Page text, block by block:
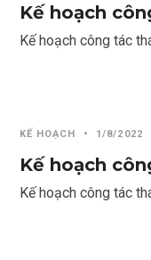
Kế hoạch
Kế hoạch công tác
KẾ HOẠCH • 1/8/2022
Kế hoạch
Kế hoạch công tác